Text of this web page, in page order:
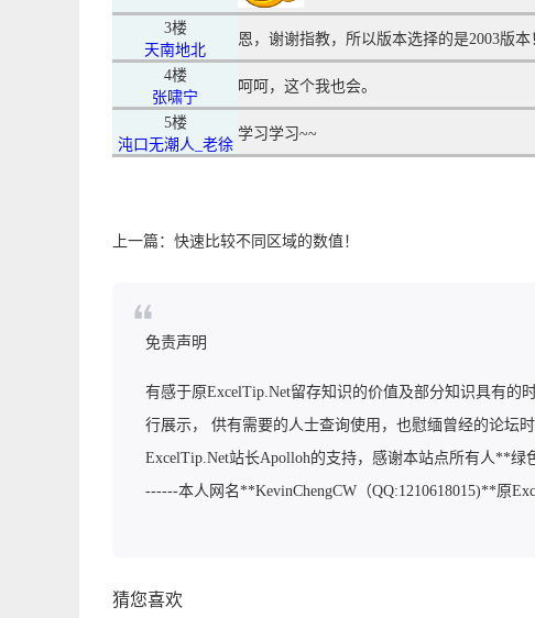
3楼
天南地北
恩，谢谢指教，所以版本选择的是2003版本
4楼
张啸宁
呵呵，这个我也会。
5楼
沌口无潮人_老徐
学习学习~~
上一篇： 快速比较不同区域的数值！
免责声明
有感于原ExcelTip.Net留存知识的价值及部分知识具有的
行展示， 供有需要的人士查询使用，也慰缅曾经的论坛
ExcelTip.Net站长Apolloh的支持，感谢本站点所有人**绿
------本人网名**KevinChengCW（QQ:1210618015)**原
猜您喜欢